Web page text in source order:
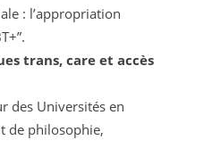
: l’appropriation
trans, care et accès
des Universités en
de philosophie,